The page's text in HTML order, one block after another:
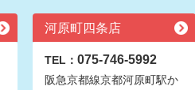
河原町四条店
TEL： 075-746-5992
阪急京都線京都河原町駅か